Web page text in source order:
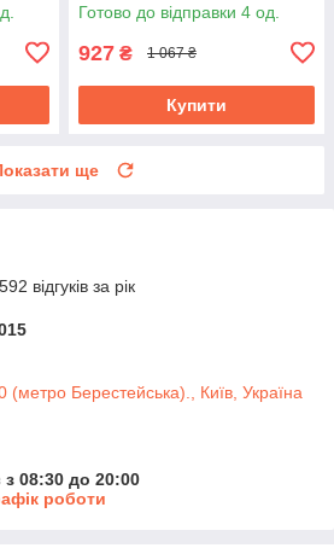
Готово до відправки 4 од.
927 ₴ 1 067 ₴
Купити
ще
відгуків за рік
(метро Берестейська)., Київ, Україна
08:30 до 20:00
роботи